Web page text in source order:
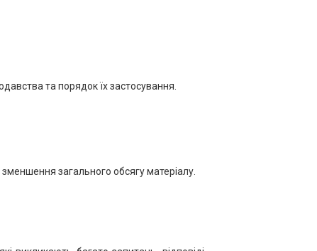
та порядок їх застосування.
загального обсягу матеріалу.